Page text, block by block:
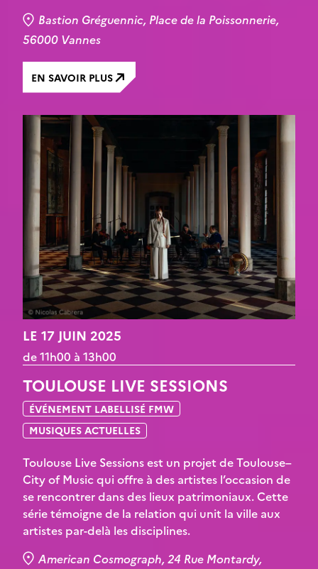
Bastion Gréguennic, Place de la Poissonnerie,
56000 Vannes
EN SAVOIR PLUS
LE 17 JUIN 2025
de 11h00 à 13h00
TOULOUSE LIVE SESSIONS
ÉVÉNEMENT LABELLISÉ FMW
MUSIQUES ACTUELLES
Toulouse Live Sessions est un projet de Toulouse–
City of Music qui offre à des artistes l’occasion de
se rencontrer dans des lieux patrimoniaux. Cette
série témoigne de la relation qui unit la ville aux
artistes par-delà les disciplines.
American Cosmograph, 24 Rue Montardy,